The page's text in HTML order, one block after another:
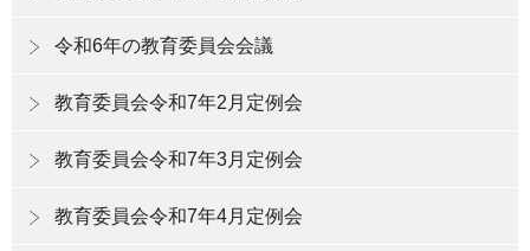
令和6年の教育委員会会議
教育委員会令和7年2月定例会
教育委員会令和7年3月定例会
教育委員会令和7年4月定例会